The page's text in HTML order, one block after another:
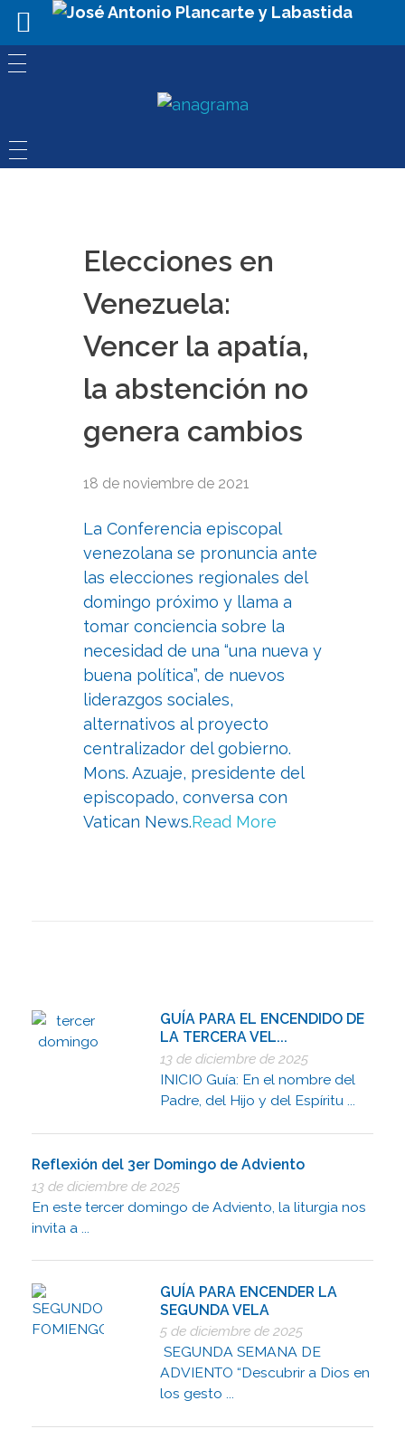
Elecciones en
Venezuela:
Vencer la apatía,
la abstención no
genera cambios
18 de noviembre de 2021
La Conferencia episcopal
venezolana se pronuncia ante
las elecciones regionales del
domingo próximo y llama a
tomar conciencia sobre la
necesidad de una “una nueva y
buena política”, de nuevos
liderazgos sociales,
alternativos al proyecto
centralizador del gobierno.
Mons. Azuaje, presidente del
episcopado, conversa con
Vatican News.Read More
GUÍA PARA EL ENCENDIDO DE
LA TERCERA VEL...
13 de diciembre de 2025
INICIO Guía: En el nombre del
Padre, del Hijo y del Espíritu ...
Reflexión del 3er Domingo de Adviento
13 de diciembre de 2025
En este tercer domingo de Adviento, la liturgia nos
invita a ...
GUÍA PARA ENCENDER LA
SEGUNDA VELA
5 de diciembre de 2025
SEGUNDA SEMANA DE
ADVIENTO “Descubrir a Dios en
los gesto ...